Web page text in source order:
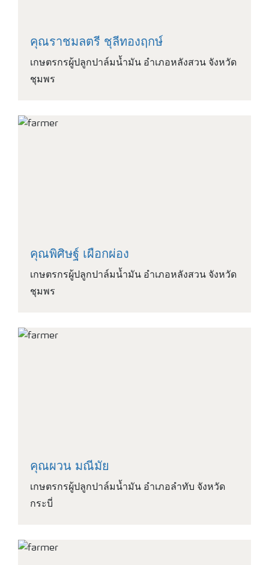
คุณราชมลตรี ชุลีทองฤกษ์
เกษตรกรผู้ปลูกปาล์มน้ำมัน อำเภอหลังสวน จังหวัด
ชุมพร
คุณพิศิษฐ์ เผือกผ่อง
เกษตรกรผู้ปลูกปาล์มน้ำมัน อำเภอหลังสวน จังหวัด
ชุมพร
คุณผวน มณีมัย
เกษตรกรผู้ปลูกปาล์มน้ำมัน อำเภอลำทับ จังหวัด
กระบี่